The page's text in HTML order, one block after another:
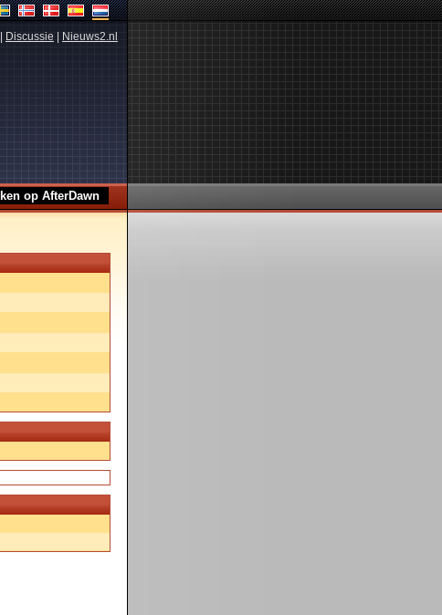
Discussie Nieuws2.nl